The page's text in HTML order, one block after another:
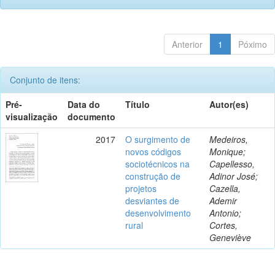
Anterior 1 Póximo
Conjunto de itens:
Pré-
visualização
Data do
documento
Título Autor(es)
2017
O surgimento de
novos códigos
sociotécnicos na
construção de
projetos
desviantes de
desenvolvimento
rural
Medeiros,
Monique;
Capellesso,
Adinor José;
Cazella,
Ademir
Antonio;
Cortes,
Geneviève